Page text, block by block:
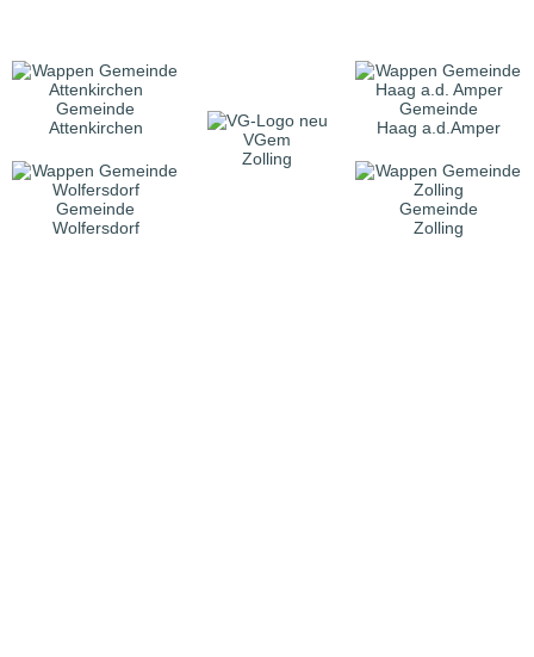
Gemeinde
Attenkirchen
VGem
Zolling
Gemeinde
Haag a.d.Amper
Gemeinde
Wolfersdorf
Gemeinde
Zolling